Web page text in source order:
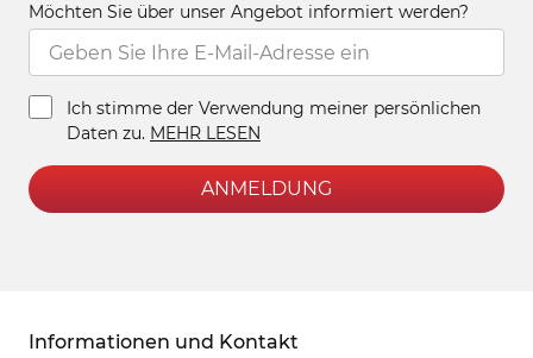
Möchten Sie über unser Angebot informiert werden?
Ich stimme der Verwendung meiner persönlichen
Daten zu. MEHR LESEN
ANMELDUNG
Informationen und Kontakt